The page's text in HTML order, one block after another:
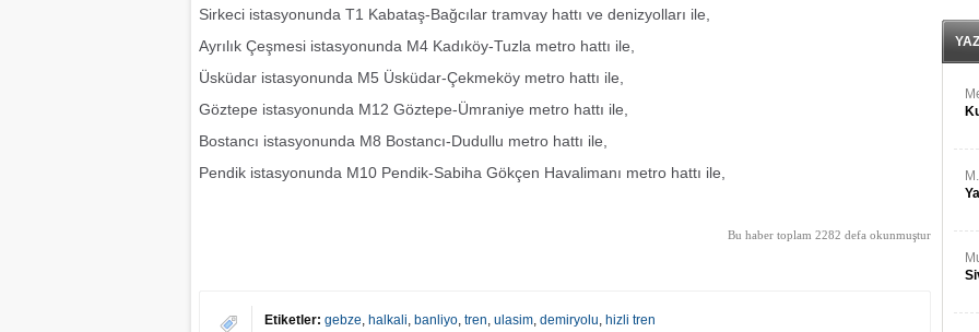
Sirkeci istasyonunda T1 Kabataş-Bağcılar tramvay hattı ve denizyolları ile,
Ayrılık Çeşmesi istasyonunda M4 Kadıköy-Tuzla metro hattı ile,
Üsküdar istasyonunda M5 Üsküdar-Çekmeköy metro hattı ile,
Göztepe istasyonunda M12 Göztepe-Ümraniye metro hattı ile,
Bostancı istasyonunda M8 Bostancı-Dudullu metro hattı ile,
Pendik istasyonunda M10 Pendik-Sabiha Gökçen Havalimanı metro hattı ile,
Bu haber toplam 2282 defa okunmuştur
Etiketler: gebze, halkali, banliyo, tren, ulasim, demiryolu, hizli tren